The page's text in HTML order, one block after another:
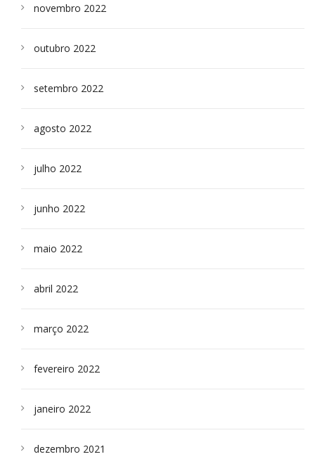
novembro 2022
outubro 2022
setembro 2022
agosto 2022
julho 2022
junho 2022
maio 2022
abril 2022
março 2022
fevereiro 2022
janeiro 2022
dezembro 2021